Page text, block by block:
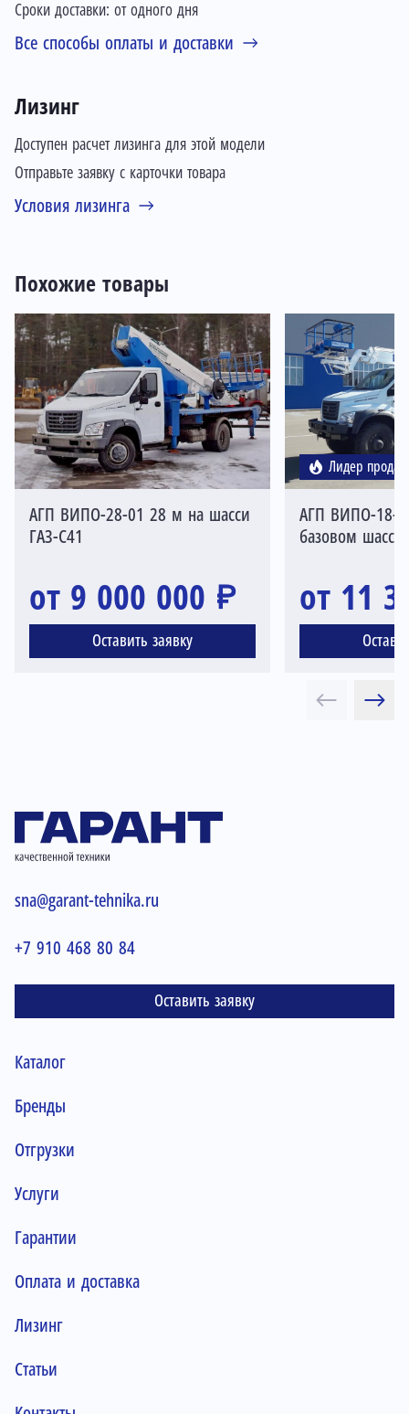
Сроки доставки: от одного дня
Все способы оплаты и доставки
Лизинг
Доступен расчет лизинга для этой модели
Отправьте заявку с карточки товара
Условия лизинга
Похожие товары
АГП ВИПО-28-01 28 м на шасси
ГАЗ-С41
от 9 000 000 ₽
Оставить заявку
Лидер продаж
АГП ВИПО-18-
базовом шасси
от 11
sna@garant-tehnika.ru
+7 910 468 80 84
Оставить заявку
Каталог
Бренды
Отгрузки
Услуги
Гарантии
Оплата и доставка
Лизинг
Статьи